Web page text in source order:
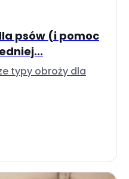
psów (i pomoc
typy obroży dla